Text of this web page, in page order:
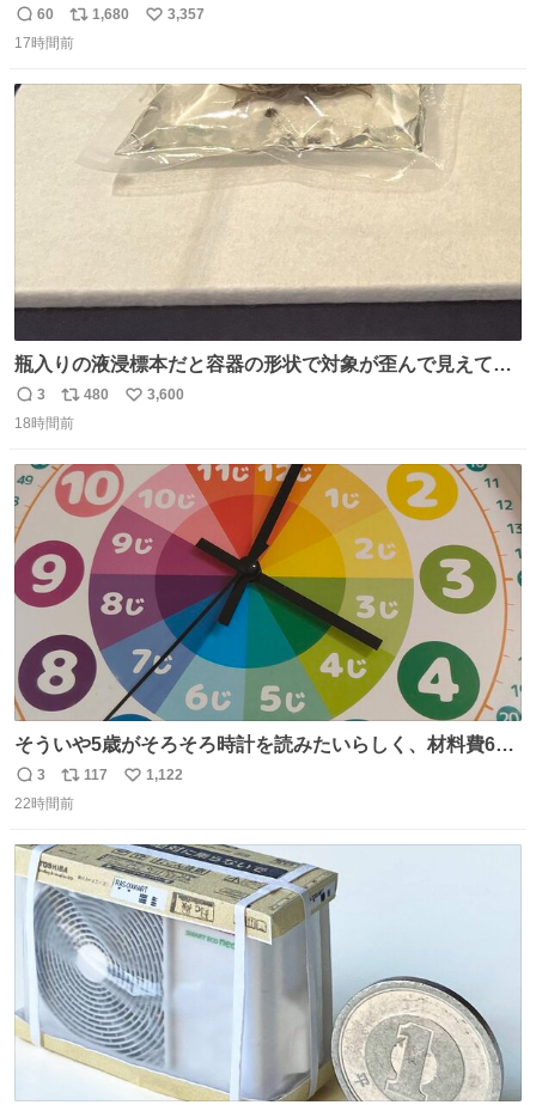
しが決まり、どうしても処分して欲しくない食器棚と机の
引き取り手を探しております この2つは私の祖母が当初一
さで亡くなりましたが、この家具達をとても大切にしてお
りました 続く↓
返
信
60
リ
ポ
1,680
い
数
3,357
17時間前
瓶入りの液浸標本だと容器の形状で対象が歪んで見えてし
まうことから、なるべく歪みがない状態で観察しやすいよ
うにこのような形で保存していると前に科博の先生から教
返
信
3
リ
ポ
ト
数
480
い
数
3,600
18時間前
そういや5歳がそろそろ時計を読みたいらしく、材料費600
円で作れる知育時計作ってみた！ めっちゃ簡単！ ありがと
う先人！
返
信
3
リ
ポ
ト
数
117
い
数
1,122
22時間前